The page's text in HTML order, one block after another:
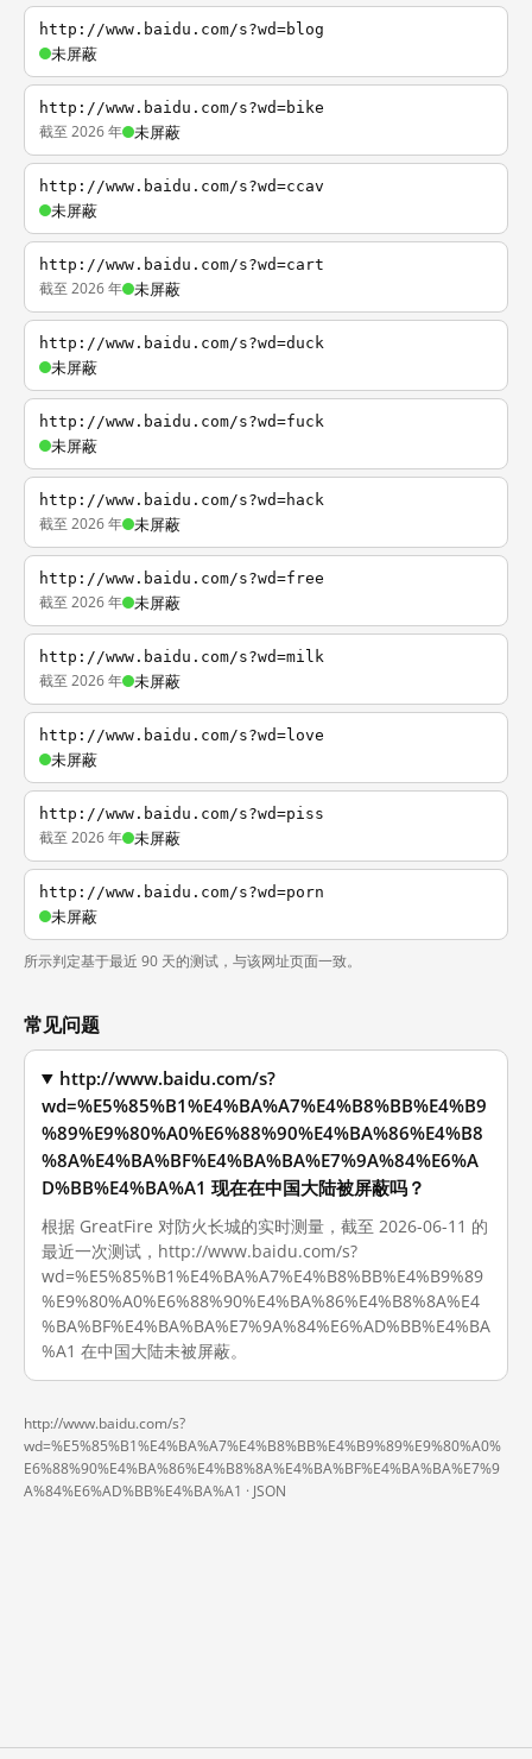
http://www.baidu.com/s?wd=blog
未屏蔽
http://www.baidu.com/s?wd=bike
截至 2026 年 未屏蔽
http://www.baidu.com/s?wd=ccav
未屏蔽
http://www.baidu.com/s?wd=cart
截至 2026 年 未屏蔽
http://www.baidu.com/s?wd=duck
未屏蔽
http://www.baidu.com/s?wd=fuck
未屏蔽
http://www.baidu.com/s?wd=hack
截至 2026 年 未屏蔽
http://www.baidu.com/s?wd=free
截至 2026 年 未屏蔽
http://www.baidu.com/s?wd=milk
截至 2026 年 未屏蔽
http://www.baidu.com/s?wd=love
未屏蔽
http://www.baidu.com/s?wd=piss
截至 2026 年 未屏蔽
http://www.baidu.com/s?wd=porn
未屏蔽
所示判定基于最近 90 天的测试，与该网址页面一致。
常见问题
http://www.baidu.com/s?
wd=%E5%85%B1%E4%BA%A7%E4%B8%BB%E4%B9
%89%E9%80%A0%E6%88%90%E4%BA%86%E4%B8
%8A%E4%BA%BF%E4%BA%BA%E7%9A%84%E6%A
D%BB%E4%BA%A1 现在在中国大陆被屏蔽吗？
根据 GreatFire 对防火长城的实时测量，截至 2026-06-11 的
最近一次测试，http://www.baidu.com/s?
wd=%E5%85%B1%E4%BA%A7%E4%B8%BB%E4%B9%89
%E9%80%A0%E6%88%90%E4%BA%86%E4%B8%8A%E4
%BA%BF%E4%BA%BA%E7%9A%84%E6%AD%BB%E4%BA
%A1 在中国大陆未被屏蔽。
http://www.baidu.com/s?
wd=%E5%85%B1%E4%BA%A7%E4%B8%BB%E4%B9%89%E9%80%A0%
E6%88%90%E4%BA%86%E4%B8%8A%E4%BA%BF%E4%BA%BA%E7%9
A%84%E6%AD%BB%E4%BA%A1 · JSON